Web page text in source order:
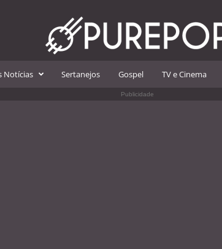
Notícias Sertanejos Gospel TV e Cinema
Publicidade